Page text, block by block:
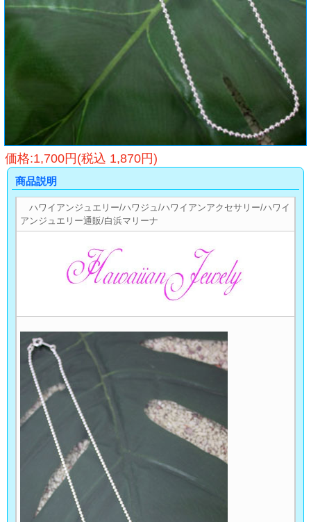
価格:1,700円(税込 1,870円)
商品説明
ハワイアンジュエリー/ハワジュ/ハワイアンアクセサリー/ハワイ
アンジュエリー通販/白浜マリーナ